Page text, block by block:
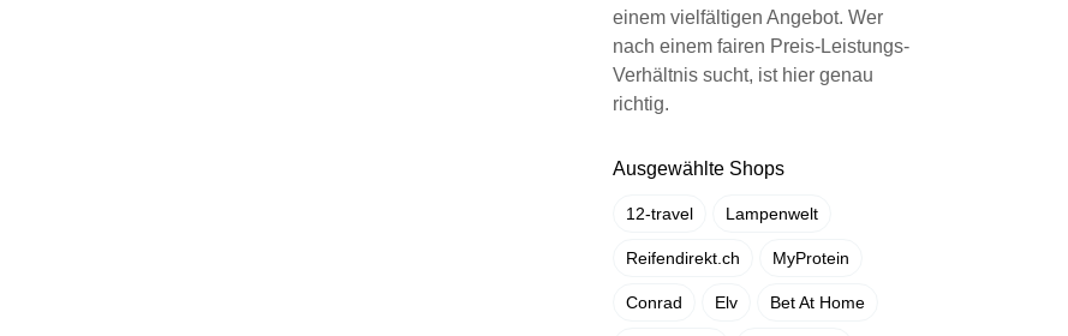
einem vielfältigen Angebot. Wer
nach einem fairen Preis-Leistungs-
Verhältnis sucht, ist hier genau
richtig.
Ausgewählte Shops
12-travel Lampenwelt
Reifendirekt.ch MyProtein
Conrad Elv Bet At Home